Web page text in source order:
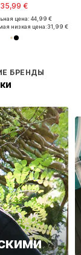
35,99 €
цена: 44,99 €
низкая цена:31,99 €
БРЕНДЫ